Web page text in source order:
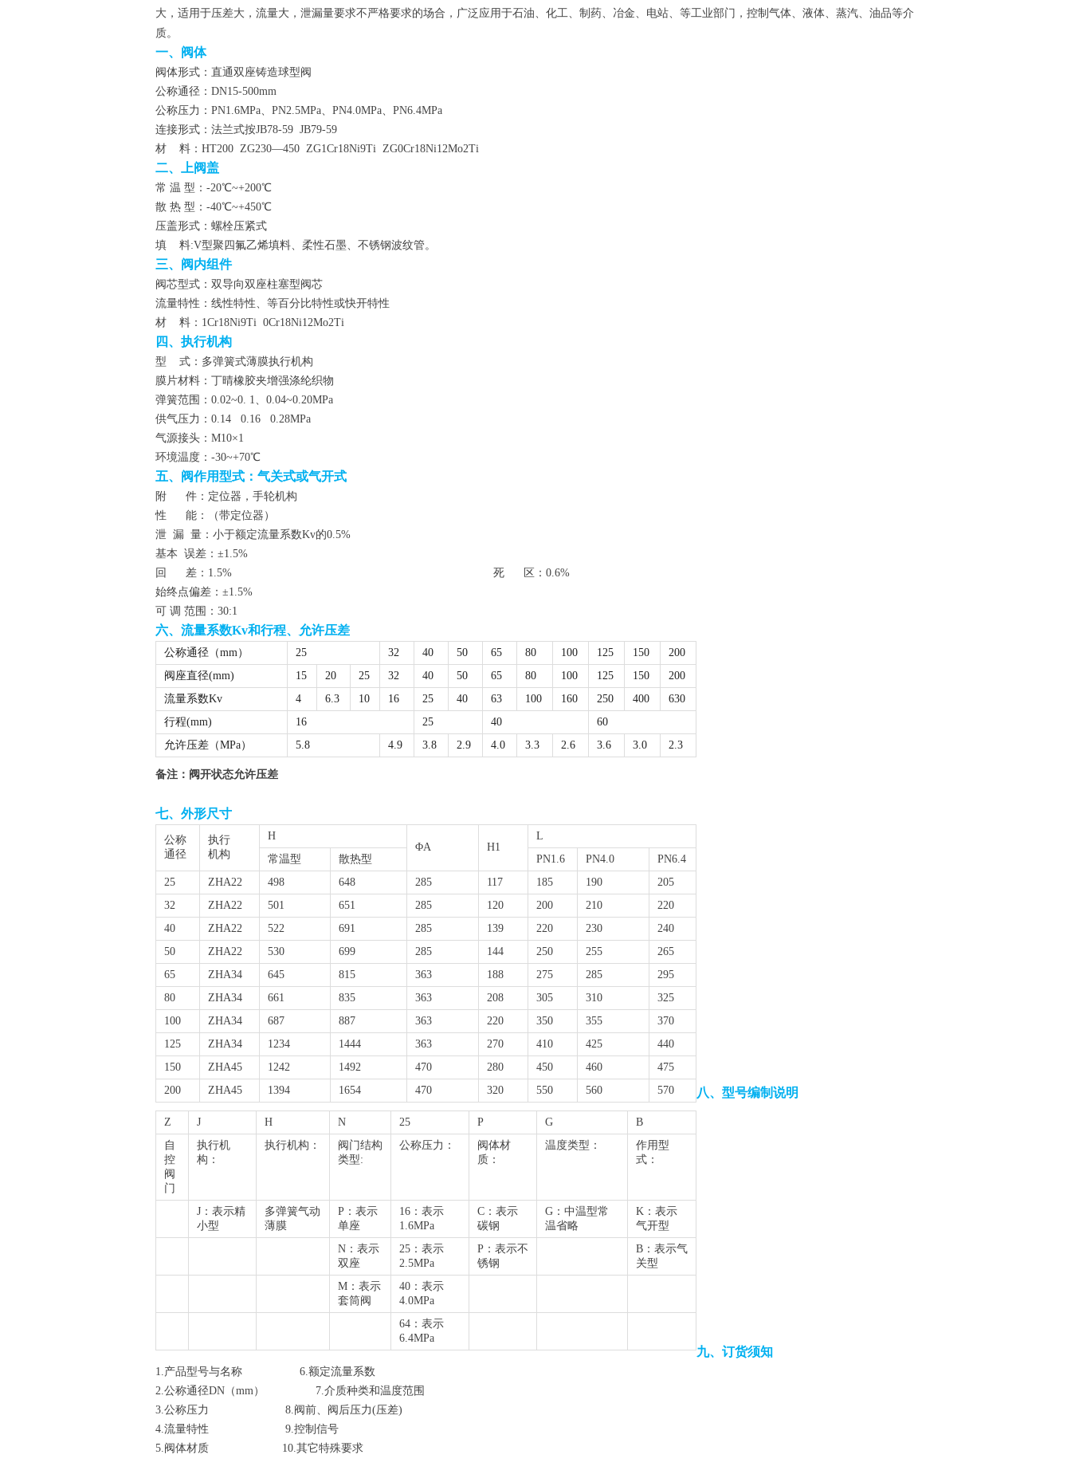
大，适用于压差大，流量大，泄漏量要求不严格要求的场合，广泛应用于石油、化工、制药、冶金、电站、等工业部门，控制气体、液体、蒸汽、油品等介
质。
一、阀体
阀体形式：直通双座铸造球型阀
公称通径：DN15-500mm
公称压力：PN1.6MPa、PN2.5MPa、 PN4.0MPa、PN6.4MPa
连接形式：法兰式按JB78-59 JB79-59
材 料：HT200 ZG230—450 ZG1Cr18Ni9Ti ZG0Cr18Ni12Mo2Ti
二、上阀盖
常 温 型：-20℃~+200℃
散 热 型：-40℃~+450℃
压盖形式：螺栓压紧式
填 料:V型聚四氟乙烯填料、柔性石墨、不锈钢波纹管。
三、阀内组件
阀芯型式：双导向双座柱塞型阀芯
流量特性：线性特性、等百分比特性或快开特性
材 料：1Cr18Ni9Ti 0Cr18Ni12Mo2Ti
四、执行机构
型 式：多弹簧式薄膜执行机构
膜片材料：丁晴橡胶夹增强涤纶织物
弹簧范围：0.02~0. 1、0.04~0.20MPa
供气压力：0.14 0.16 0.28MPa
气源接头：M10×1
环境温度：-30~+70℃
五、阀作用型式：气关式或气开式
附 件：定位器，手轮机构
性 能：（带定位器）
泄 漏 量：小于额定流量系数Kv的0.5%
基本 误差：±1.5%
回 差：1.5% 死 区：0.6%
始终点偏差：±1.5%
可 调 范围：30:1
六、流量系数Kv和行程、允许压差
公称通径（mm） 25 32 40 50 65 80 100 125 150
200
阀座直径(mm)
15 20 25 32 40 50 65 80 100 125 150
200
流量系数Kv
4 6.3 10 16 25 40 63 100 160 250 400
630
行程(mm)
16 25 40
60
允许压差（MPa）
5.8 4.9 3.8 2.9 4.0 3.3 2.6 3.6 3.0 2.3
备注：阀开状态允许压差
七、外形尺寸
公称
通径
执行
机构
H
ΦA
H1
L
常温型
散热型 PN1.6 PN4.0
PN6.4
25
ZHA22 498 648 285 117 185 190
205
32
ZHA22 501 651 285 120 200 210
220
40
ZHA22 522 691 285 139 220 230
240
50
ZHA22 530 699 285 144 250 255
265
65
ZHA34 645 815 363 188 275 285
295
80
ZHA34 661 835 363 208 305 310
325
100
ZHA34 687 887 363 220 350 355
370
125
ZHA34 1234 1444 363 270 410 425
440
150
ZHA45 1242 1492 470 280 450 460
475
200
ZHA45 1394 1654 470 320 550 560 570 八、型号编制说明
Z J H N 25 P G
B
自
控
阀
门
执行机
构：
执行机构：
阀门结构
类型:
公称压力：
阀体材
质：
温度类型：
作用型
式：
J：表示精
小型
多弹簧气动
薄膜
P：表示
单座
16：表示
1.6MPa
C：表示
碳钢
G：中温型常
温省略
K：表示
气开型
N：表示
双座
25：表示
2.5MPa
P：表示不
锈钢
B：表示气
关型
M：表示
套筒阀
40：表示
4.0MPa
64：表示
6.4MPa
九、订货须知
1.产品型号与名称 6.额定流量系数
2.公称通径DN（mm） 7.介质种类和温度范围
3.公称压力 8.阀前、阀后压力(压差)
4.流量特性 9.控制信号
5.阀体材质 10.其它特殊要求